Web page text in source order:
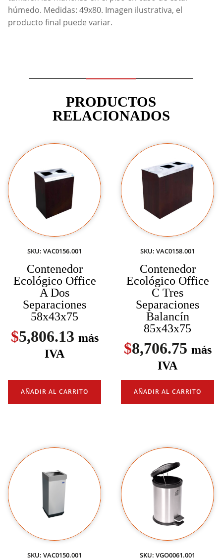
húmedo. Medidas: 49x80. Imagen ilustrativa, el
producto final puede variar.
PRODUCTOS
RELACIONADOS
SKU: VAC0156.001
Contenedor
Ecológico Office
A Dos
Separaciones
58x43x75
$5,806.13 más
IVA
AÑADIR AL CARRITO
SKU: VAC0158.001
Contenedor
Ecológico Office
C Tres
Separaciones
Balancín
85x43x75
$8,706.75 más
IVA
AÑADIR AL CARRITO
SKU: VAC0150.001 SKU: VGO0061.001